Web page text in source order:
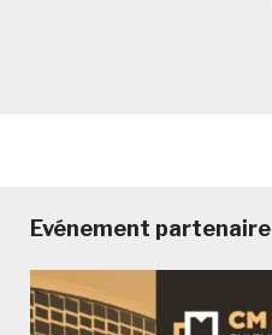
Evénement partenaire